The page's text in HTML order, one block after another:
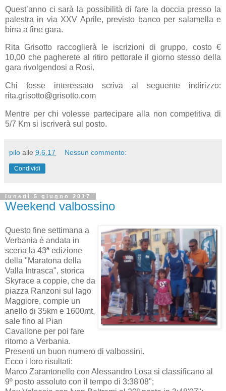
Quest’anno ci sarà la possibilità di fare la doccia presso la
palestra in via XXV Aprile, previsto banco per salamella e
birra a fine gara.
Rita Grisotto raccoglierà le iscrizioni di gruppo, costo €
10,00 che pagherete al ritiro pettorale il giorno stesso della
gara rivolgendosi a Rosi.
Chi fosse interessato scriva al seguente indirizzo:
rita.grisotto@grisotto.com
Mentre per chi volesse partecipare alla non competitiva di
5/7 Km si iscriverà sul posto.
pilo alle 9.6.17 Nessun commento:
Condividi
lunedì 5 giugno 2017
Weekend valbossino
Questo fine settimana a
Verbania è andata in
scena la 43ª edizione
della "Maratona della
Valla Intrasca", storica
Skyrace a coppie, che da
piazza Ranzoni sul lago
Maggiore, compie un
anello di 35km e 1600mt,
sale fino al Pian
Cavallone per poi fare
ritorno a Verbania.
Presenti un buon numero di valbossini.
Ecco i loro risultati:
Marco Zarantonello con Alessandro Losa si classificano al
9º posto assoluto con il tempo di 3:38'08";